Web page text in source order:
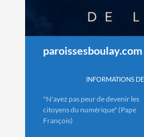
paroissesboulay.com
INFORMATIONS DE
"N'ayez pas peur de devenir les
citoyens du numérique" (Pape
François)